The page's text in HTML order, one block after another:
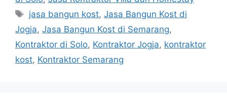
Tags
jasa bangun kost,Jasa Bangun Kost di
Jogja, Jasa Bangun Kost di Semarang,
Kontraktor di Solo, Kontraktor Jogja, kontraktor
kost, Kontraktor Semarang